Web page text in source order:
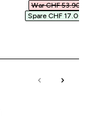
War CHF 53.90‎
Spare CHF 17.00‎